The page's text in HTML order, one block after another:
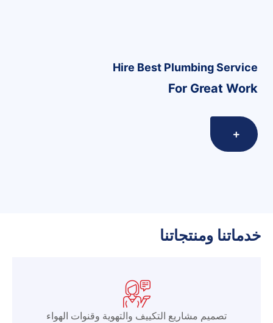
Hire Best PlumbingService
For Great Work
خدماتنا ومنتجاتنا
تصميم مشاريع التكييف والتهوية وقنوات الهواء